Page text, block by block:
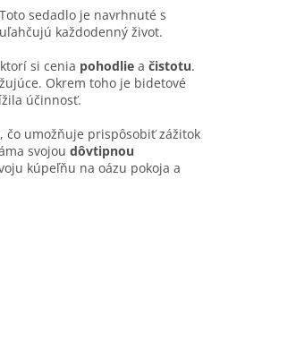
sedadlo je navrhnuté s
každodenný život.
si cenia pohodlie a čistotu.
Okrem toho je bidetové
účinnosť.
, čo umožňuje prispôsobiť zážitok
svojou dôvtipnou
kúpeľňu na oázu pokoja a